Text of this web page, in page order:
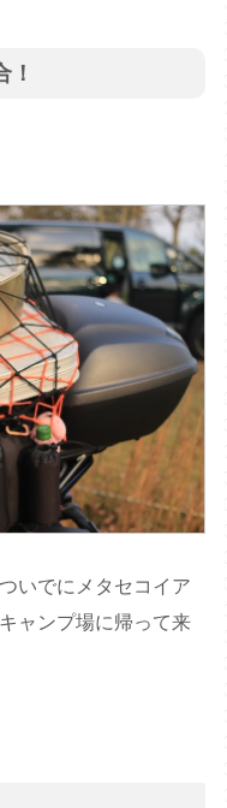
！
いでにメタセコイア
ャンプ場に帰って来